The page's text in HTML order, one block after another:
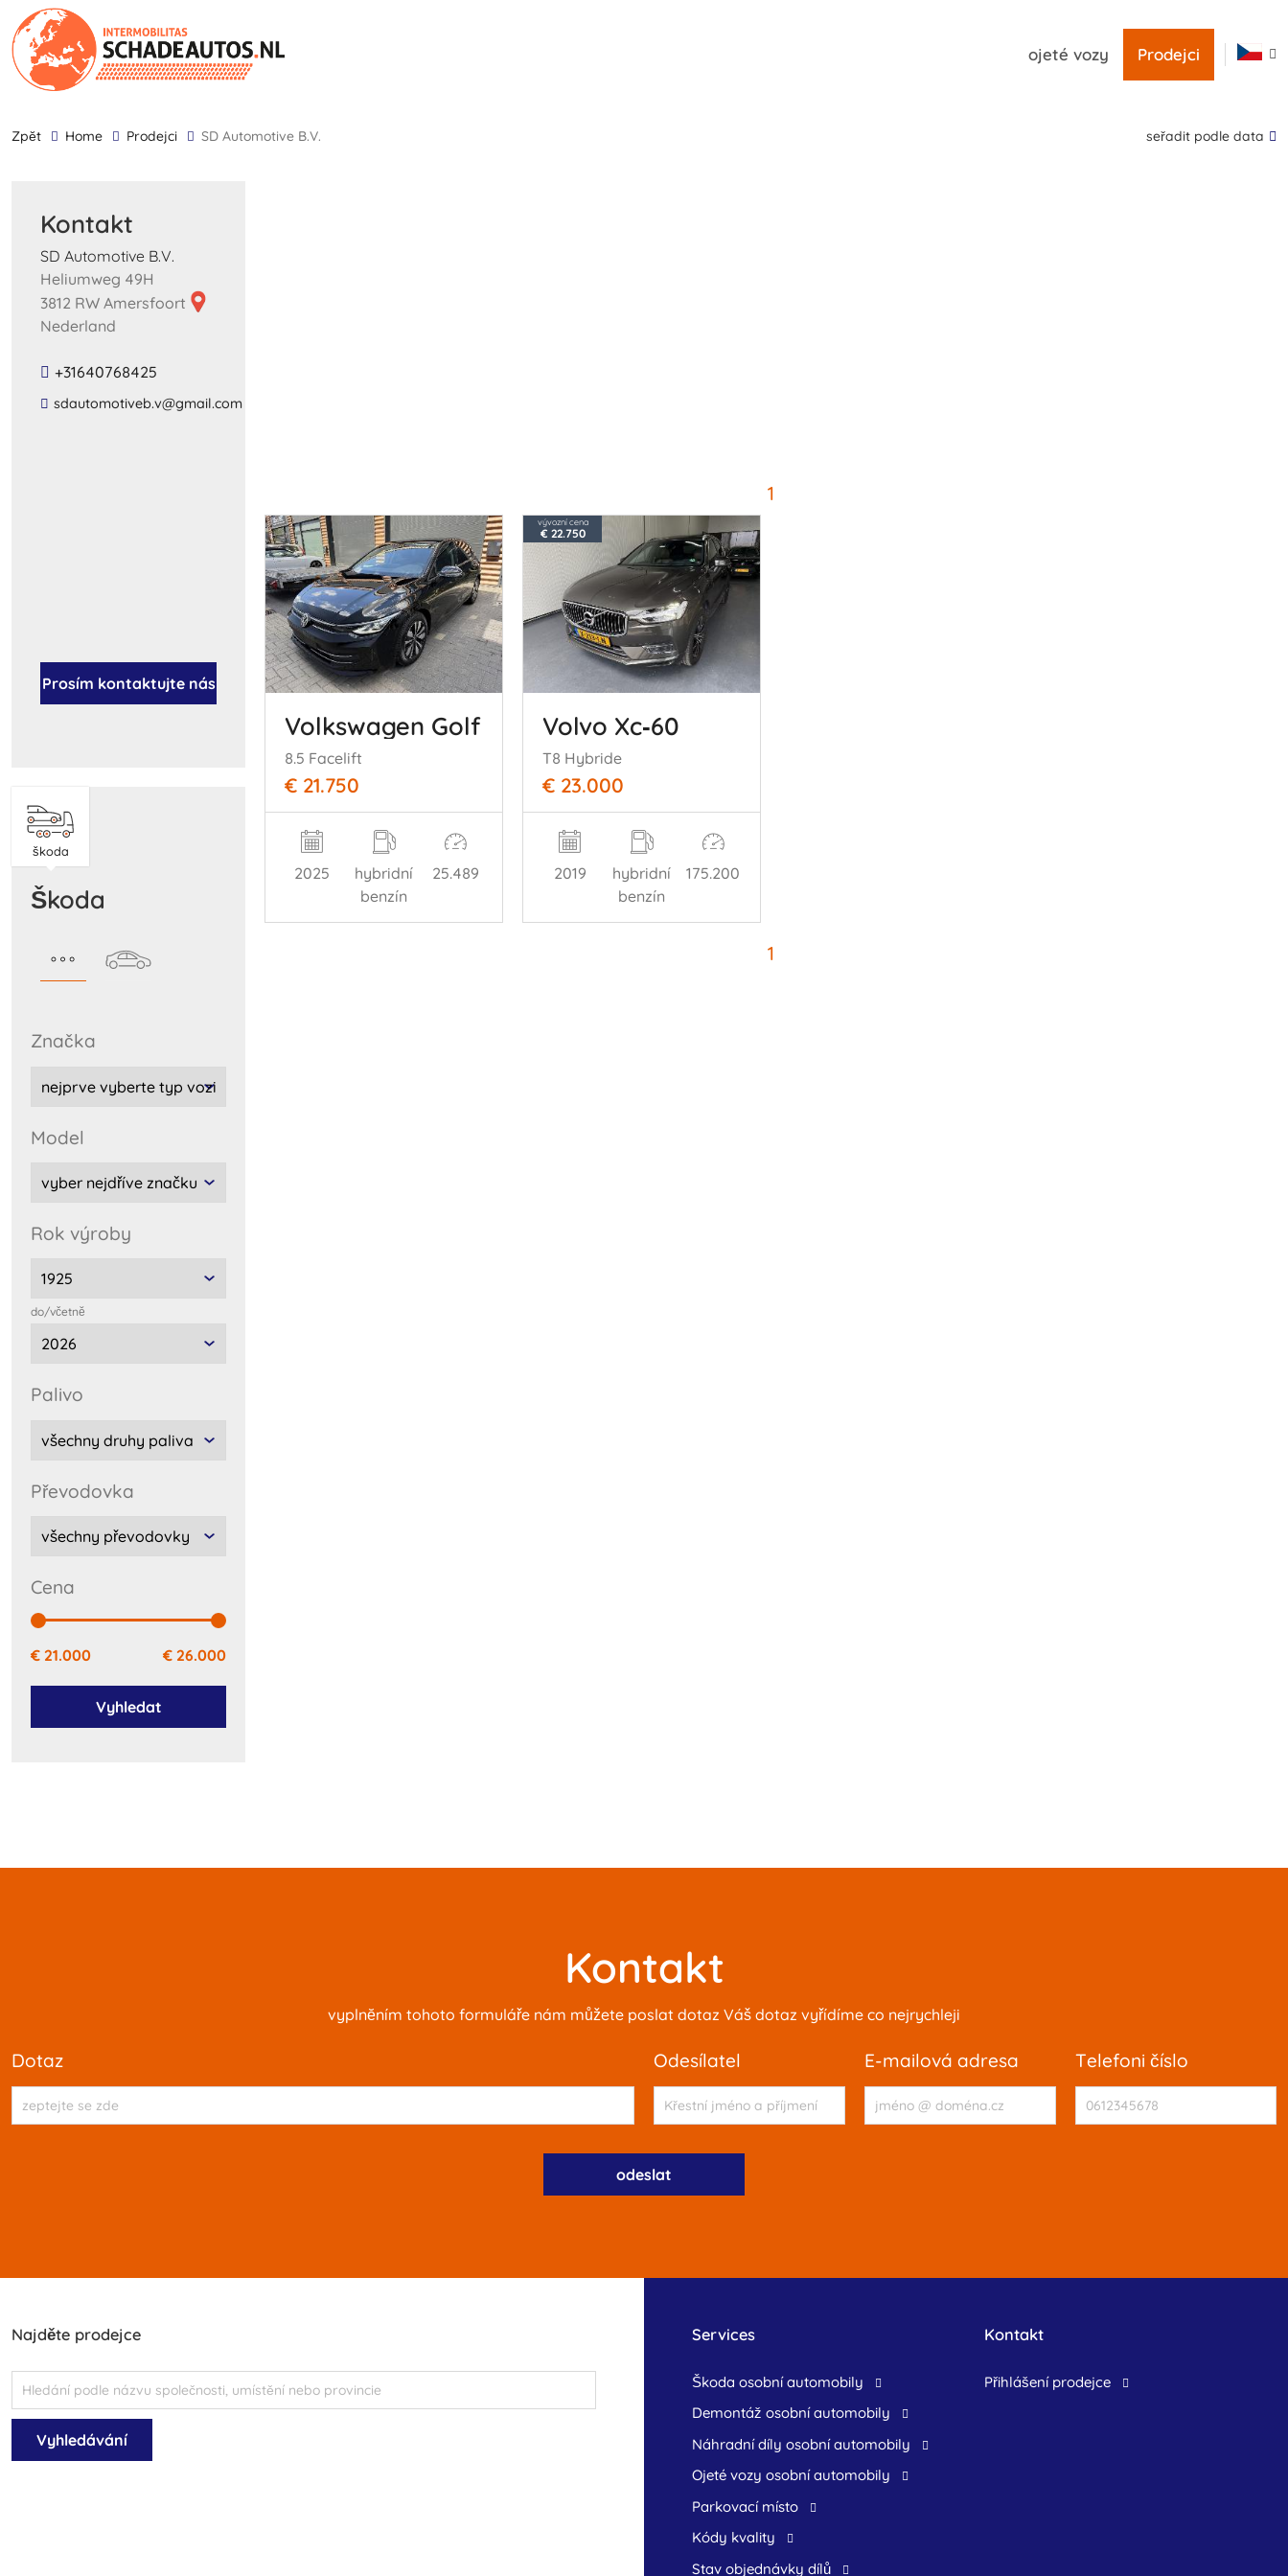
ojeté vozy Prodejci
zpĕt Home Prodejci SD Automotive B.V. seřadit podle data
Kontakt
SD Automotive B.V.
Heliumweg 49H
3812 RW Amersfoort
Nederland
+31640768425
​sdautomotiveb​.​v​@​gmail​.​com​
Prosím kontaktujte nás
škoda
škoda
značka
model
rok výroby
do/včetnĕ
palivo
převodovka
cena
€ 21.000 € 26.000
Vyhledat
1
Volkswagen Golf
8.5 Facelift
€ 21.750
2025
hybridní
benzín
25.489
vývozní cena
€ 22.750
Volvo Xc‑60
T8 Hybride
€ 23.000
2019
hybridní
benzín
175.200
1
Kontakt
vyplnĕním tohoto formuláře nám můžete poslat dotaz Váš dotaz vyřídíme co nejrychleji
dotaz odesílatel e-mailová adresa telefoni číslo
Najděte prodejce Services
škoda osobní automobily
demontáž osobní automobily
náhradní díly osobní automobily
ojeté vozy osobní automobily
Parkovací místo
Kódy kvality
Stav objednávky dílů
Kontakt
přihlášení prodejce